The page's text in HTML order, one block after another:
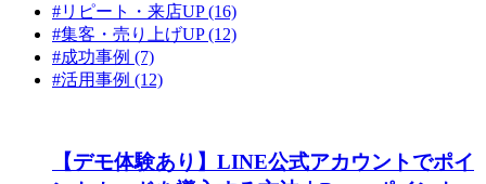
#リピート・来店UP (16)
#集客・売り上げUP (12)
#成功事例 (7)
#活用事例 (12)
【デモ体験あり】LINE公式アカウントでポイ